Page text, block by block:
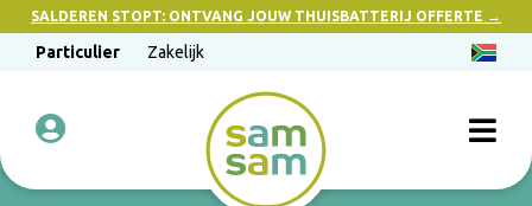
SALDEREN STOPT: ONTVANG JOUW THUISBATTERIJ OFFERTE →
Particulier Zakelijk